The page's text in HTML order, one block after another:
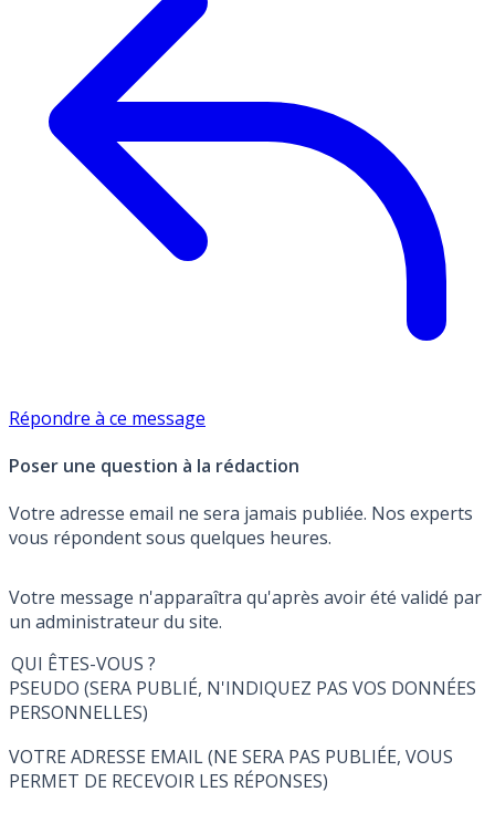
Répondre à ce message
Poser une question à la rédaction
Votre adresse email ne sera jamais publiée. Nos experts
vous répondent sous quelques heures.
Votre message n'apparaîtra qu'après avoir été validé par
un administrateur du site.
QUI ÊTES-VOUS ?
PSEUDO (SERA PUBLIÉ, N'INDIQUEZ PAS VOS DONNÉES
PERSONNELLES)
VOTRE ADRESSE EMAIL (NE SERA PAS PUBLIÉE, VOUS
PERMET DE RECEVOIR LES RÉPONSES)